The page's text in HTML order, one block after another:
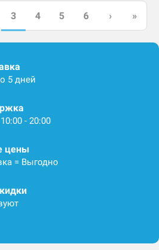
3 4 5 6 › »
5 дней
- 20:00
цены
= Выгодно